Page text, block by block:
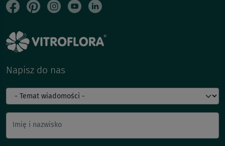
Napisz do nas
Imię i nazwisko